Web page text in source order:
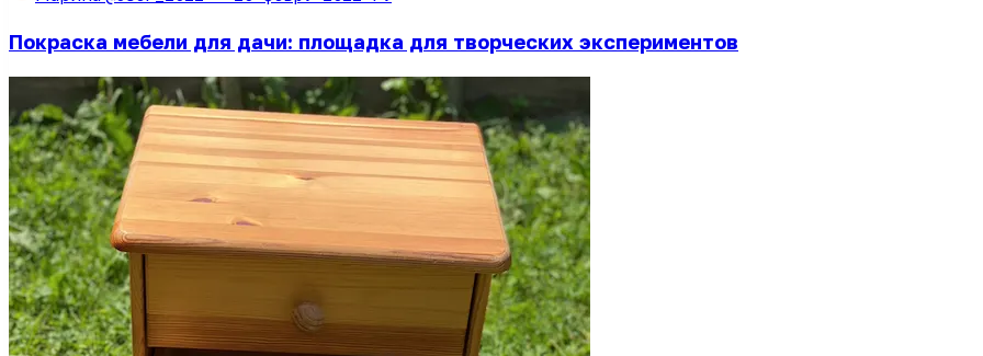
Покраска мебели для дачи: площадка для творческих экспериментов